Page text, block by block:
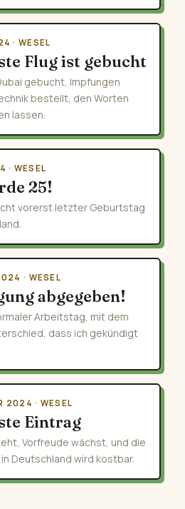
· WESEL
Flug ist gebucht
gebucht, Impfungen
bestellt, den Worten
lassen.
· WESEL
25!
vorerst letzter Geburtstag
· WESEL
abgegeben!
Arbeitstag, mit dem
dass ich gekündigt
2024 · WESEL
Eintrag
Vorfreude wächst, und die
Deutschland wird kostbar.